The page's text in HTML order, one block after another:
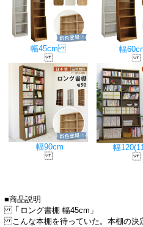
幅45cm 幅
幅90cm 幅
■商品説明
「ロング書棚 幅45cm」
こんな本棚を待っていた。本棚の決